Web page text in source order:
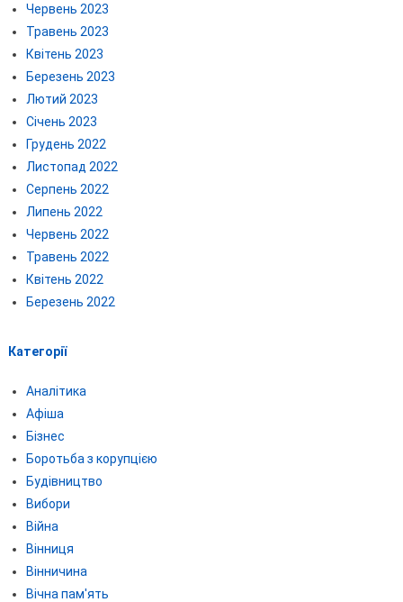
Червень 2023
Травень 2023
Квітень 2023
Березень 2023
Лютий 2023
Січень 2023
Грудень 2022
Листопад 2022
Серпень 2022
Липень 2022
Червень 2022
Травень 2022
Квітень 2022
Березень 2022
Категорії
Аналітика
Афіша
Бізнес
Боротьба з корупцією
Будівництво
Вибори
Війна
Вінниця
Вінничина
Вічна пам'ять